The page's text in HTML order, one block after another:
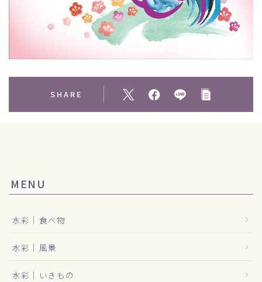
SHARE
MENU
水彩｜食べ物
水彩｜風景
水彩｜いきもの